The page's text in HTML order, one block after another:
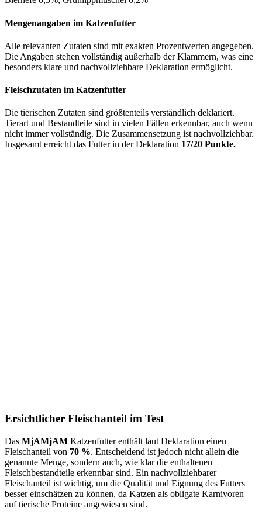
Mengenangaben im Katzenfutter
Alle relevanten Zutaten sind mit exakten Prozentwerten angegeben.
Die Angaben stehen vollständig außerhalb der Klammern, was eine
besonders klare und nachvollziehbare Deklaration ermöglicht.
Fleischzutaten im Katzenfutter
Die tierischen Zutaten sind größtenteils verständlich deklariert.
Tierart und Bestandteile sind in vielen Fällen erkennbar, auch wenn
nicht immer vollständig. Die Zusammensetzung ist nachvollziehbar.
Insgesamt erreicht das Futter in der Deklaration 17/20 Punkte.
Ersichtlicher Fleischanteil im Test
Das MjAMjAM Katzenfutter enthält laut Deklaration einen
Fleischanteil von 70 %. Entscheidend ist jedoch nicht allein die
genannte Menge, sondern auch, wie klar die enthaltenen
Fleischbestandteile erkennbar sind. Ein nachvollziehbarer
Fleischanteil ist wichtig, um die Qualität und Eignung des Futters
besser einschätzen zu können, da Katzen als obligate Karnivoren
auf tierische Proteine angewiesen sind.